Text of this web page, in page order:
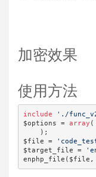
加密效果
使用方法
include './
$options = array (
    );
$file =
$target_file =